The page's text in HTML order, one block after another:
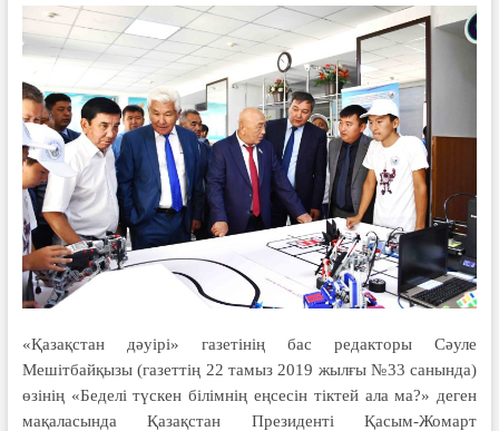
«Қазақстан дәуірі» газетінің бас редакторы Сәуле
Мешітбайқызы (газеттің 22 тамыз 2019 жылғы №33 санында)
өзінің «Беделі түскен білімнің еңсесін тіктей ала ма?» деген
мақаласында Қазақстан Президенті Қасым-Жомарт